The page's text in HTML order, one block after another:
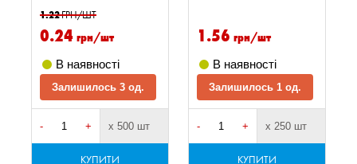
1.22ГРН/ШТ
0.24 грн/шт
В наявності
Залишилось 3 од.
- + х 500 шт
КУПИТИ
1.56 грн/шт
В наявності
Залишилось 1 од.
- + х 250 шт
КУПИТИ